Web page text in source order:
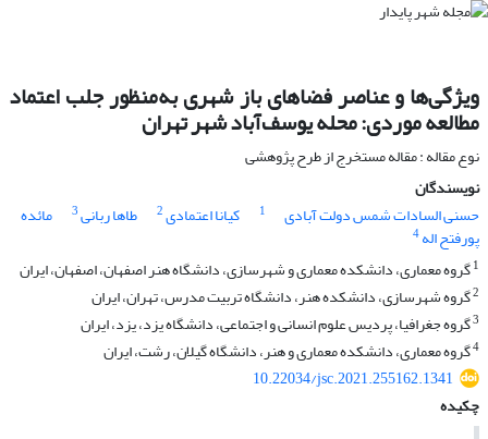
ویژگی‌ها و عناصر فضاهای باز شهری به‌منظور جلب اعتماد
مطالعه موردی: محله یوسف‌آباد شهر تهران
نوع مقاله : مقاله مستخرج از طرح پژوهشی
نویسندگان
حسنی السادات شمس دولت آبادی
1 کیانا اعتمادی2 طاها ربانی3 مائده
پورفتح اله4
1گروه معماری، دانشکده معماری و شهرسازی، دانشگاه هنر اصفهان، اصفهان، ایران
2گروه شهرسازی، دانشکده هنر، دانشگاه تربیت مدرس، تهران، ایران
3گروه جغرافیا، پردیس علوم انسانی و اجتماعی، دانشگاه یزد، یزد، ایران
4گروه معماری، دانشکده معماری و هنر، دانشگاه گیلان، رشت، ایران
10.22034/jsc.2021.255162.1341
چکیده